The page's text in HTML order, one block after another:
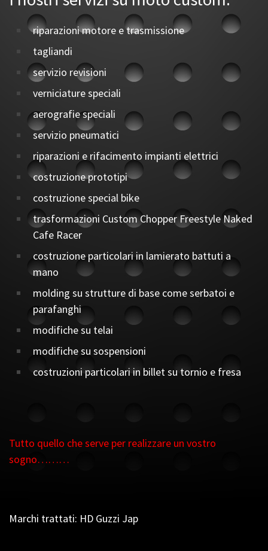
riparazioni motore e trasmissione
tagliandi
servizio revisioni
verniciature speciali
aerografie speciali
servizio pneumatici
riparazioni e rifacimento impianti elettrici
costruzione prototipi
costruzione special bike
trasformazioni Custom Chopper Freestyle Naked
Cafe Racer
costruzione particolari in lamierato battuti a
mano
molding su strutture di base come serbatoi e
parafanghi
modifiche su telai
modifiche su sospensioni
costruzioni particolari in billet su tornio e fresa
Tutto quello che serve per realizzare un vostro
sogno………
Marchi trattati: HD Guzzi Jap